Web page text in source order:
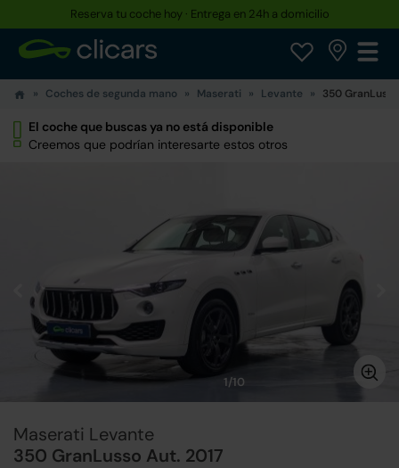
Reserva tu coche hoy · Entrega en 24h a domicilio
Coches de segunda mano Maserati Levante 350
El coche que buscas ya no está disponible
Creemos que podrían interesarte estos otros
1/10
Maserati Levante
350 GranLusso Aut. 2017